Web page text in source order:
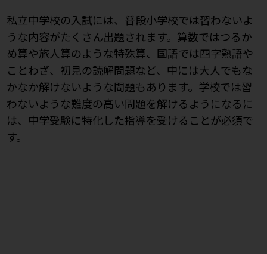
私立中学校の入試には、普段小学校では習わないよ
うな内容がたくさん出題されます。算数ではつるか
め算や旅人算のような特殊算、国語では四字熟語や
ことわざ、初見の読解問題など、中には大人でもな
かなか解けないような問題もあります。学校では習
わないような難度の高い問題を解けるようになるに
は、中学受験に特化した指導を受けることが必須で
す。